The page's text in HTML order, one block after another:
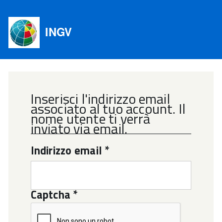
INGV
Inserisci l'indirizzo email
associato al tuo account. Il
nome utente ti verrà
inviato via email.
Indirizzo email *
Captcha*